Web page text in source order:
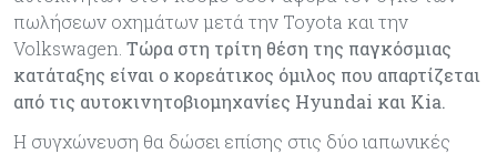
πωλήσεων οχημάτων μετά την Toyota και την
Volkswagen. Τώρα στη τρίτη θέση της παγκόσμιας
κατάταξης είναι ο κορεάτικος όμιλος που απαρτίζεται
από τις αυτοκινητοβιομηχανίες Hyundai και Kia.
Η συγχώνευση θα δώσει επίσης στις δύο ιαπωνικές